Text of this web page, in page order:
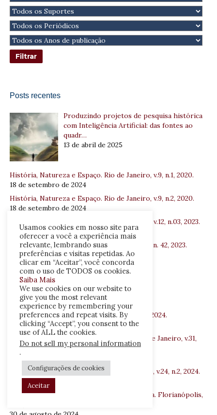
Posts recentes
Produzindo projetos de pesquisa histórica
com Inteligência Artificial: das fontes ao
quadr…
13 de abril de 2025
História, Natureza e Espaço. Rio de Janeiro, v.9, n.1, 2020.
18 de setembro de 2024
História, Natureza e Espaço. Rio de Janeiro, v.9, n.2, 2020.
18 de setembro de 2024
História, Natureza e Espaço. Rio de Janeiro, v.12, n.03, 2023.
18 de setembro de 2024
História da Historiografia. Ouro Preto, v.16, n. 42, 2023.
13 de setembro de 2024
Sínteses e identidades da UFS
13 de setembro de 2024
História & Ensino. Londrina, v.29, n.1, 2023.
10 de setembro de 2024
Em Tempos de Histórias. Brasília, v.23, n.43, 2024.
2 de setembro de 2024
História, Ciências, Saúde-Manguinhos. Rio de Janeiro, v.31,
2024.
História Debates e Tendências. Passo Fundo, v.24, n.2, 2024.
31 de agosto de 2024
Fronteiras – Revista Catarinense de História. Florianópolis,
Usamos cookies em nosso site para
oferecer a você a experiência mais
relevante, lembrando suas
preferências e visitas repetidas. Ao
clicar em “Aceitar”, você concorda
com o uso de TODOS os cookies.
Saiba Mais
We use cookies on our website to
give you the most relevant
experience by remembering your
preferences and repeat visits. By
clicking “Accept”, you consent to the
use of ALL the cookies.
Do not sell my personal information
.
Configurações de cookies
Aceitar